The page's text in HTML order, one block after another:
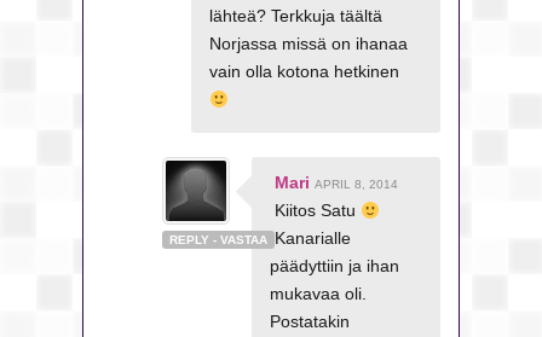
lähteä? Terkkuja täältä
Norjassa missä on ihanaa
vain olla kotona hetkinen
REPLY - VASTAA
Mari APRIL 8, 2014
Kiitos Satu
Kanarialle
päädyttiin ja ihan
mukavaa oli.
Postatakin